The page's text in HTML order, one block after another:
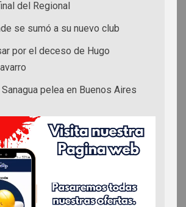
del Regional
se sumó a su nuevo club
por el deceso de Hugo
pelea en Buenos Aires